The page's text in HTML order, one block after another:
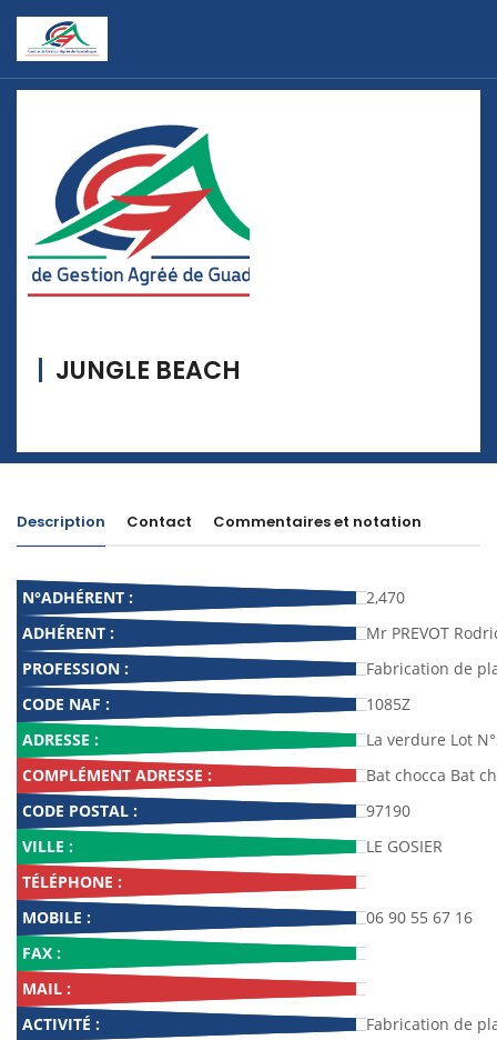
JUNGLE BEACH
Description Contact Commentaires et notation
N°ADHÉRENT :
2,470
ADHÉRENT :
Mr PREVOT
PROFESSION :
Fabrication de
CODE NAF :
1085Z
ADRESSE :
La verdure Lot
COMPLÉMENT ADRESSE :
Bat chocca Bat
CODE POSTAL :
97190
VILLE :
LE GOSIER
TÉLÉPHONE :
MOBILE :
06 90 55 67 16
FAX :
MAIL :
ACTIVITÉ :
Fabrication de